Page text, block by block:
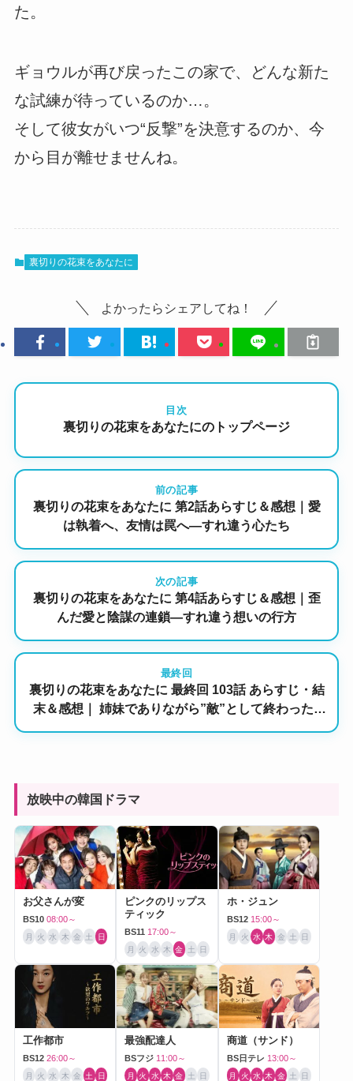
た。
ギョウルが再び戻ったこの家で、どんな新た
な試練が待っているのか…。
そして彼女がいつ“反撃”を決意するのか、今
から目が離せませんね。
裏切りの花束をあなたに
よかったらシェアしてね！
目次
裏切りの花束をあなたにのトップページ
前の記事
裏切りの花束をあなたに 第2話あらすじ＆感想｜愛
は執着へ、友情は罠へ―すれ違う心たち
次の記事
裏切りの花束をあなたに 第4話あらすじ＆感想｜歪
んだ愛と陰謀の連鎖―すれ違う想いの行方
最終回
裏切りの花束をあなたに 最終回 103話 あらすじ・結
末＆感想｜ 姉妹でありながら”敵”として終わった2
放映中の韓国ドラマ
お父さんが変
BS10 08:00～
月 火 水 木 金 土 日
ピンクのリップス
ティック
BS11 17:00～
月 火 水 木 金 土 日
ホ・ジュン
BS12 15:00～
月 火 水 木 金 土 日
工作都市
BS12 26:00～
月 火 水 木 金 土 日
最強配達人
BSフジ 11:00～
月 火 水 木 金 土 日
商道（サンド）
BS日テレ 13:00～
月 火 水 木 金 土 日